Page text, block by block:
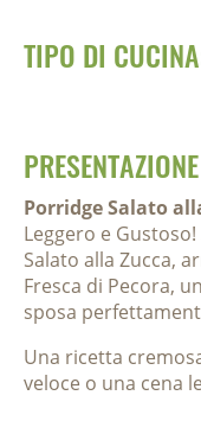
TIPO DI
PRESENTAZIONE
Porridge Salato
Leggero e
Salato alla Zucca,
Fresca di Pecora,
sposa
Una ricetta
veloce o una cena